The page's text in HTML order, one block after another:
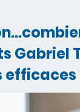
Gabriel